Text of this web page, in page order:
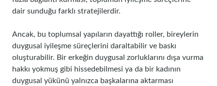
dair sunduğu farklı stratejilerdir.
Ancak, bu toplumsal yapıların dayattığı roller, bireylerin
duygusal iyileşme süreçlerini daraltabilir ve baskı
oluşturabilir. Bir erkeğin duygusal zorluklarını dışa vurma
hakkı yokmuş gibi hissedebilmesi ya da bir kadının
duygusal yükünü yalnızca başkalarına aktarması